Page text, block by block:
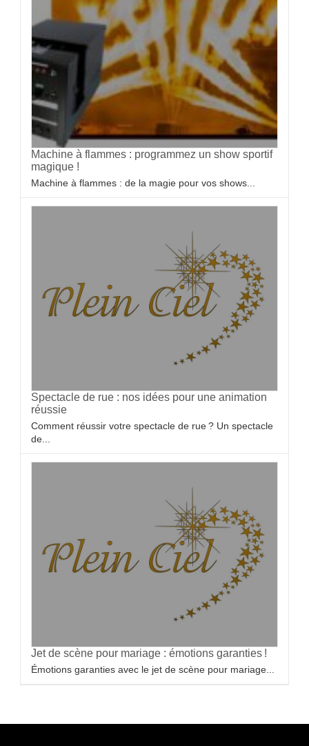
Machine à flammes : programmez un show sportif
magique !
Machine à flammes : de la magie pour vos shows...
Spectacle de rue : nos idées pour une animation
réussie
Comment réussir votre spectacle de rue ? Un spectacle
de...
Jet de scène pour mariage : émotions garanties !
Émotions garanties avec le jet de scène pour mariage...